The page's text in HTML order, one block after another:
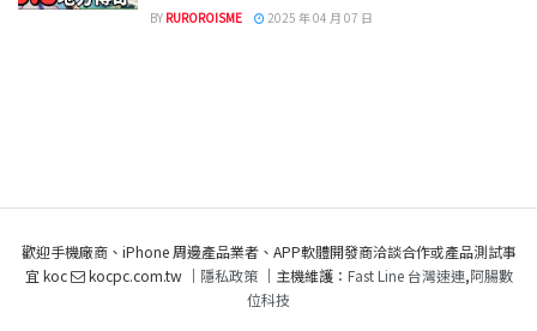
BY RUROROISME 2025 年 04 月 07 日
歡迎手機廠商、iPhone 周邊產品業者、APP軟體開發商洽談合作或產品測試事
宜 koc
kocpc.com.tw ｜ 隱私政策｜主機維護： Fast Line 台灣速連,阿腸數
位科技